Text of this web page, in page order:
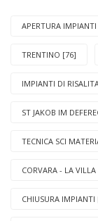
APERTURA
TRENTINO [76]
IMPIANTI DI
ST JAKOB IM
TECNICA SCI
CORVARA - LA
CHIUSURA IMPIANTI